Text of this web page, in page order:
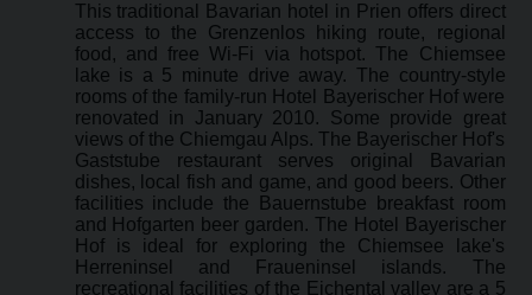
This traditional Bavarian hotel in Prien offers direct
access to the Grenzenlos hiking route, regional
food, and free Wi-Fi via hotspot. The Chiemsee
lake is a 5 minute drive away. The country-style
rooms of the family-run Hotel Bayerischer Hof were
renovated in January 2010. Some provide great
views of the Chiemgau Alps. The Bayerischer Hof's
Gaststube restaurant serves original Bavarian
dishes, local fish and game, and good beers. Other
facilities include the Bauernstube breakfast room
and Hofgarten beer garden. The Hotel Bayerischer
Hof is ideal for exploring the Chiemsee lake's
Herreninsel and Fraueninsel islands. The
recreational facilities of the Eichental valley are a 5